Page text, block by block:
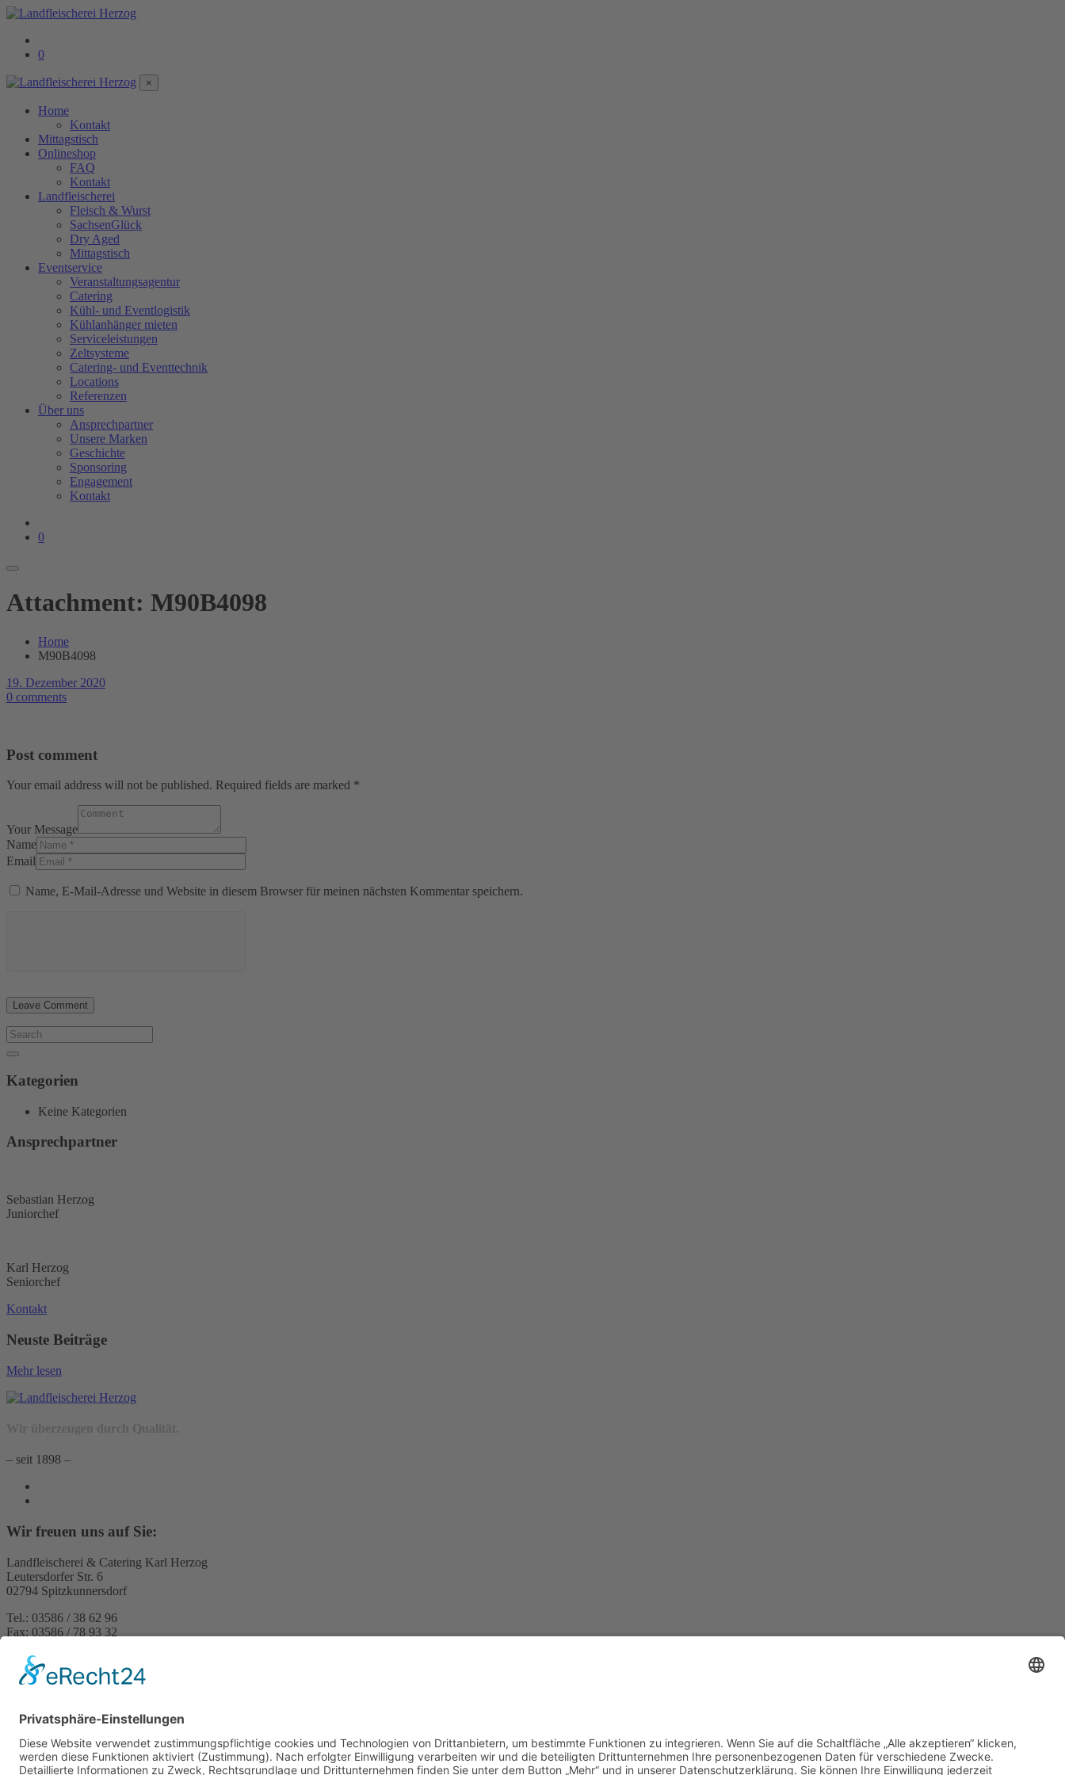
0
×
Home
Kontakt
Mittagstisch
Onlineshop
FAQ
Kontakt
Landfleischerei
Fleisch & Wurst
SachsenGlück
Dry Aged
Mittagstisch
Eventservice
Veranstaltungsagentur
Catering
Kühl- und Eventlogistik
Kühlanhänger mieten
Serviceleistungen
Zeltsysteme
Catering- und Eventtechnik
Locations
Referenzen
Über uns
Ansprechpartner
Unsere Marken
Geschichte
Sponsoring
Engagement
Kontakt
0
Attachment: M90B4098
Home
M90B4098
19. Dezember 2020
0 comments
Post comment
Your email address will not be published. Required fields are marked *
Your Message
Name
Email
Name, E-Mail-Adresse und Website in diesem Browser für meinen nächsten Kommentar speichern.
Kategorien
Keine Kategorien
Ansprechpartner
Sebastian Herzog
Juniorchef
Karl Herzog
Seniorchef
Kontakt
Neuste Beiträge
Mehr lesen
– seit 1898 –
Wir freuen uns auf Sie:
Landfleischerei & Catering Karl Herzog
Leutersdorfer Str. 6
02794 Spitzkunnersdorf
Tel.: 03586 / 38 62 96
Fax: 03586 / 78 93 32
Startseite
Onlineshop
AGB
Vertrag widerrufen
Impressum
Datenschutzerklärung